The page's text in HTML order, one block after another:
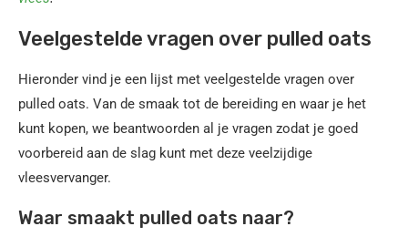
Veelgestelde vragen over pulled oats
Hieronder vind je een lijst met veelgestelde vragen over
pulled oats. Van de smaak tot de bereiding en waar je het
kunt kopen, we beantwoorden al je vragen zodat je goed
voorbereid aan de slag kunt met deze veelzijdige
vleesvervanger.
Waar smaakt pulled oats naar?